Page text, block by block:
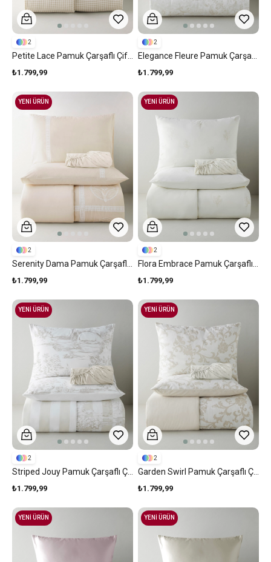
₺1.799,99
2
₺1.799,99
2
₺1.799,99
2
YENİ ÜRÜN
₺1.799,99
2
YENİ ÜRÜN
₺1.799,99
2
YENİ ÜRÜN
₺1.799,99
2
YENİ ÜRÜN
YENİ ÜRÜN YENİ ÜRÜN